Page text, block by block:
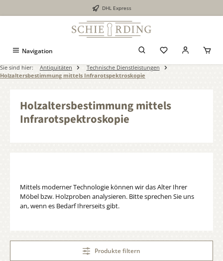
DHL Express
Navigation
Sie sind hier: Antiquitäten
Technische Dienstleistungen
Holzaltersbestimmung mittels Infrarotspektroskopie
Holzaltersbestimmung mittels
Infrarotspektroskopie
Mittels moderner Technologie können wir das Alter Ihrer
Möbel bzw. Holzproben analysieren. Bitte sprechen Sie uns
an, wenn es Bedarf Ihrerseits gibt.
Produkte filtern